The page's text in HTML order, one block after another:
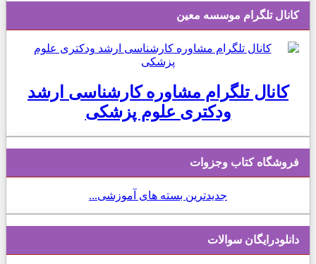
کانال تلگرام موسسه معین
کانال تلگرام مشاوره کارشناسی ارشد
ودکتری علوم پزشکی
فروشگاه کتاب وجزوات
جدیدترین بسته های آموزشی...
دانلودرایگان سوالات